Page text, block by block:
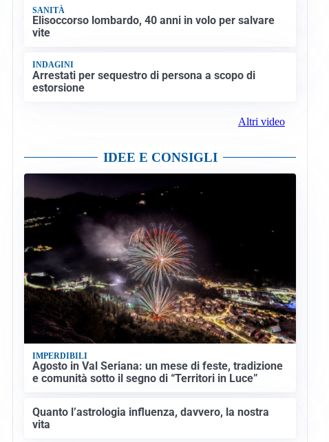
SANITÀ
Elisoccorso lombardo, 40 anni in volo per salvare
vite
INDAGINI
Arrestati per sequestro di persona a scopo di
estorsione
Altri video
IDEE E CONSIGLI
IMPERDIBILI
Agosto in Val Seriana: un mese di feste, tradizione
e comunità sotto il segno di “Territori in Luce”
Quanto l’astrologia influenza, davvero, la nostra
vita